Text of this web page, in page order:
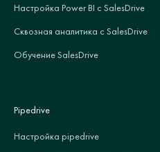
Настройка Power BI с SalesDrive
Сквозная аналитика с SalesDrive
Обучение SalesDrive
Pipedrive
Настройка pipedrive